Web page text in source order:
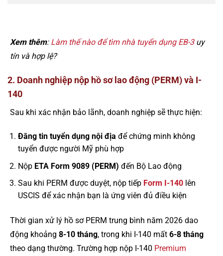
Xem thêm: Làm thế nào để tìm nhà tuyển dụng EB-3uy
tín và hợp lệ?
2. Doanh nghiệp nộp hồ sơ lao động (PERM) và I-
140
Sau khi xác nhận bảo lãnh, doanh nghiệp sẽ thực hiện:
Đăng tin tuyển dụng nội địa để chứng minh không
tuyển được người Mỹ phù hợp
Nộp ETA Form 9089 (PERM) đến Bộ Lao động
Sau khi PERM được duyệt, nộp tiếp Form I-140lên
USCIS để xác nhận bạn là ứng viên đủ điều kiện
Thời gian xử lý hồ sơ PERM trung bình năm 2026 dao
động khoảng 8-10 tháng, trong khi I-140 mất 6-8 tháng
theo dạng thường. Trường hợp nộp I-140 Premium